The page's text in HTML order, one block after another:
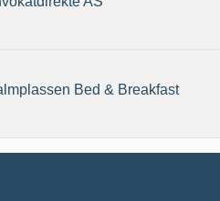
Bed & Breakfast